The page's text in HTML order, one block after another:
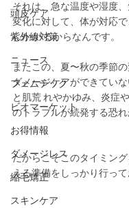
頭皮ケア
紫外線対策
ニュース
フェムテック
ビオマーケット
お得情報
ダメージレス
縮毛矯正
スキンケア
それは、急な温度や湿度
変化に対して、体が対応
しかか るからなんです。
またこの、夏〜秋の季節
ダメージケアができてい
と肌荒 れやかゆみ、炎症
のトラブルが続発する恐れ
だからこそこのタイミン
える準備をしっかり行っ